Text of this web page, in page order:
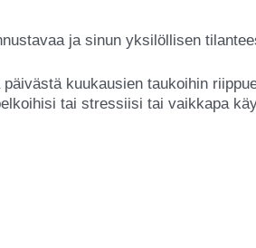
ja sinun yksilöllisen
kuukausien taukoihin
tai stressiisi tai vaikkapa